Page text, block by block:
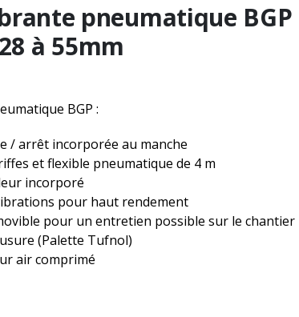
pneumatique BGP
à 55mm
BGP :
/ arrêt incorporée au manche
et flexible pneumatique de 4 m
incorporé
pour haut rendement
pour un entretien possible sur le chantier
(Palette Tufnol)
air comprimé